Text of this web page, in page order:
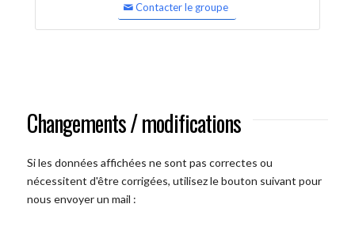
Contacter le groupe
Changements / modifications
Si les données affichées ne sont pas correctes ou
nécessitent d'être corrigées, utilisez le bouton suivant pour
nous envoyer un mail :